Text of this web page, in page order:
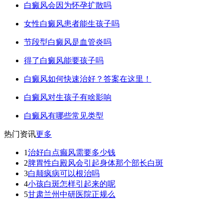
白癜风会因为怀孕扩散吗
女性白癜风患者能生孩子吗
节段型白癜风是血管炎吗
得了白癜风能要孩子吗
白癜风如何快速治好？答案在这里！
白癜风对生孩子有啥影响
白癜风有哪些常见类型
热门资讯更多
1治好白点癫风需要多少钱
2脾胃性白殿风会引起身体那个部长白斑
3白颠疯病可以根治吗
4小孩白斑怎样引起来的呢
5甘肃兰州中研医院正规么